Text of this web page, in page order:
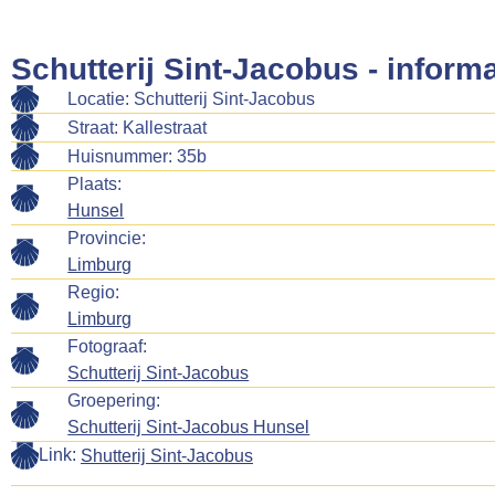
Schutterij Sint-Jacobus -
Locatie: Schutterij Sint-Jacobus
Straat: Kallestraat
Huisnummer: 35b
Plaats:
Hunsel
Provincie:
Limburg
Regio:
Limburg
Fotograaf:
Schutterij Sint-Jacobus
Groepering:
Schutterij Sint-Jacobus Hunsel
Link: Shutterij Sint-Jacobus